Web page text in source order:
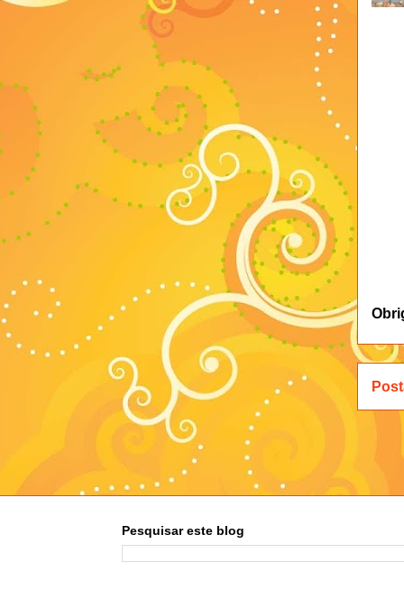
Pesquisar este blog